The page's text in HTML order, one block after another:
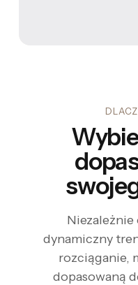
dynamiczny
rozciąganie,
dopasowaną